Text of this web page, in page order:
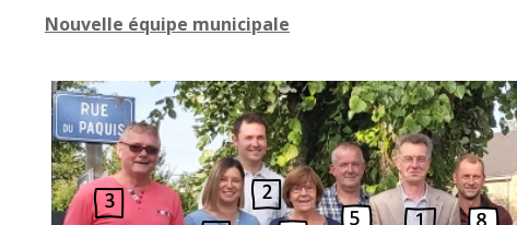
Nouvelle équipe municipale